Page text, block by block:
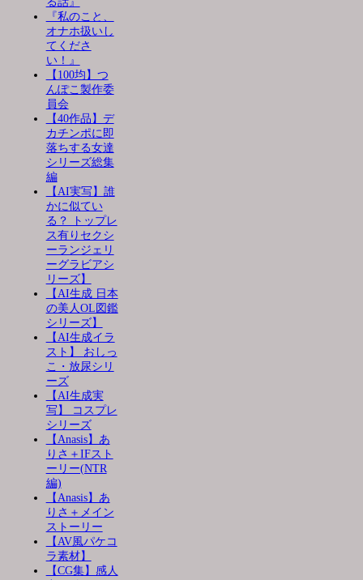
『私のこと、
オナホ扱いし
てくださ
い！』
【100均】つ
んぽこ製作委
員会
【40作品】デ
カチンポに即
落ちする女達
シリーズ総集
編
【AI実写】誰
かに似てい
る？ トップレ
ス有りセクシ
ーランジェリ
ーグラビアシ
リーズ】
【AI生成 日本
の美人OL図鑑
シリーズ】
【AI生成イラ
スト】 おしっ
こ・放尿シリ
ーズ
【AI生成実
写】 コスプレ
シリーズ
【Anasis】あ
りさ＋IFスト
ーリー(NTR
編)
【Anasis】あ
りさ＋メイン
ストーリー
【AV風パケコ
ラ素材】
【CG集】感人